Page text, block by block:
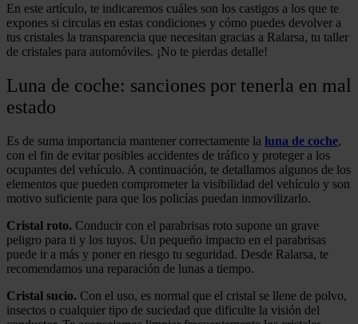
En este artículo, te indicaremos cuáles son los castigos a los que te
expones si circulas en estas condiciones y cómo puedes devolver a
tus cristales la transparencia que necesitan gracias a Ralarsa, tu taller
de cristales para automóviles. ¡No te pierdas detalle!
Luna de coche: sanciones por tenerla en mal
estado
Es de suma importancia mantener correctamente la luna de coche,
con el fin de evitar posibles accidentes de tráfico y proteger a los
ocupantes del vehículo. A continuación, te detallamos algunos de los
elementos que pueden comprometer la visibilidad del vehículo y son
motivo suficiente para que los policías puedan inmovilizarlo.
Cristal roto. Conducir con el parabrisas roto supone un grave
peligro para ti y los tuyos. Un pequeño impacto en el parabrisas
puede ir a más y poner en riesgo tu seguridad. Desde Ralarsa, te
recomendamos una reparación de lunas a tiempo.
Cristal sucio. Con el uso, es normal que el cristal se llene de polvo,
insectos o cualquier tipo de suciedad que dificulte la visión del